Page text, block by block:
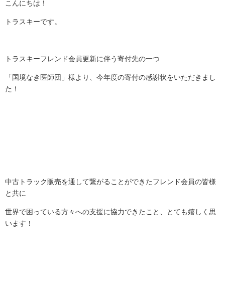
こんにちは！
トラスキーです。
トラスキーフレンド会員更新に伴う寄付先の一つ
「国境なき医師団」様より、今年度の寄付の感謝状をいただきまし
た！
中古トラック販売を通して繋がることができたフレンド会員の皆様
と共に
世界で困っている方々への支援に協力できたこと、とても嬉しく思
います！